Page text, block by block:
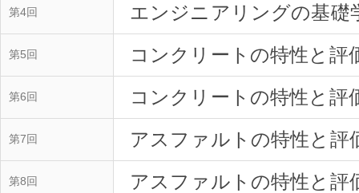
第4回 エンジニアリングの基
第5回 コンクリートの特性と
第6回 コンクリートの特性と
第7回 アスファルトの特性と
第8回 アスファルトの特性と